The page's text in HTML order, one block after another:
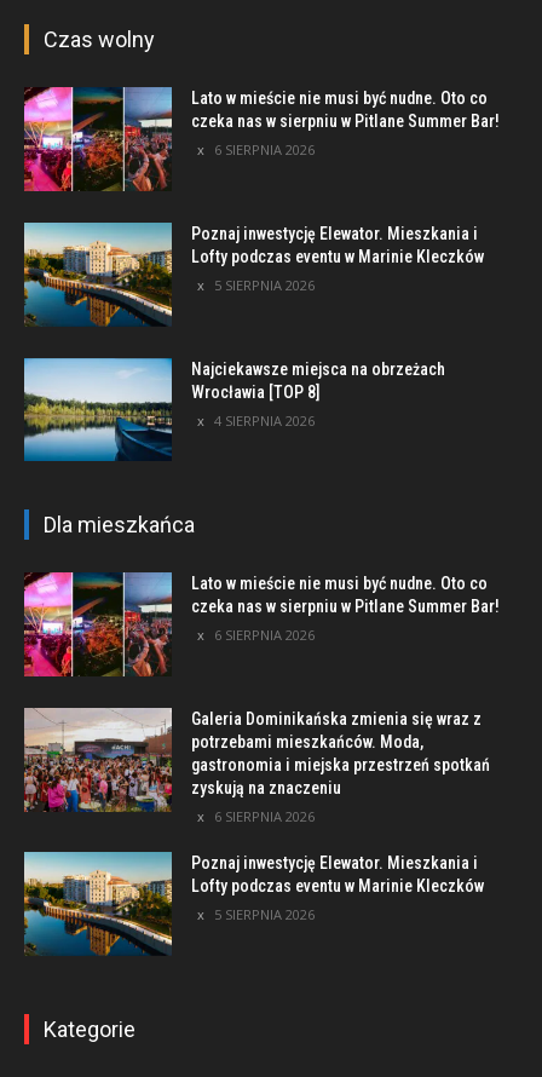
Czas wolny
Lato w mieście nie musi być nudne. Oto co
czeka nas w sierpniu w Pitlane Summer Bar!
6 SIERPNIA 2026
Poznaj inwestycję Elewator. Mieszkania i
Lofty podczas eventu w Marinie Kleczków
5 SIERPNIA 2026
Najciekawsze miejsca na obrzeżach
Wrocławia [TOP 8]
4 SIERPNIA 2026
Dla mieszkańca
Lato w mieście nie musi być nudne. Oto co
czeka nas w sierpniu w Pitlane Summer Bar!
6 SIERPNIA 2026
Galeria Dominikańska zmienia się wraz z
potrzebami mieszkańców. Moda,
gastronomia i miejska przestrzeń spotkań
zyskują na znaczeniu
6 SIERPNIA 2026
Poznaj inwestycję Elewator. Mieszkania i
Lofty podczas eventu w Marinie Kleczków
5 SIERPNIA 2026
Kategorie